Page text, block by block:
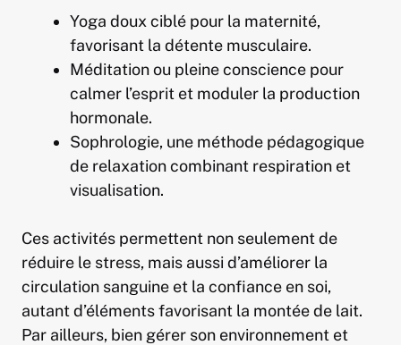
Yoga doux ciblé pour la maternité,
favorisant la détente musculaire.
Méditation ou pleine conscience pour
calmer l’esprit et moduler la production
hormonale.
Sophrologie, une méthode pédagogique
de relaxation combinant respiration et
visualisation.
Ces activités permettent non seulement de
réduire le stress, mais aussi d’améliorer la
circulation sanguine et la confiance en soi,
autant d’éléments favorisant la montée de lait.
Par ailleurs, bien gérer son environnement et